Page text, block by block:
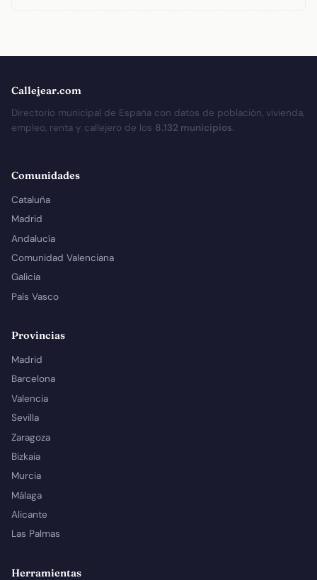
Callejear.com
Directorio municipal de España con datos de población, vivienda,
empleo, renta y callejero de los 8.132 municipios.
Comunidades
Cataluña
Madrid
Andalucía
Comunidad Valenciana
Galicia
País Vasco
Provincias
Madrid
Barcelona
Valencia
Sevilla
Zaragoza
Bizkaia
Murcia
Málaga
Alicante
Las Palmas
Herramientas